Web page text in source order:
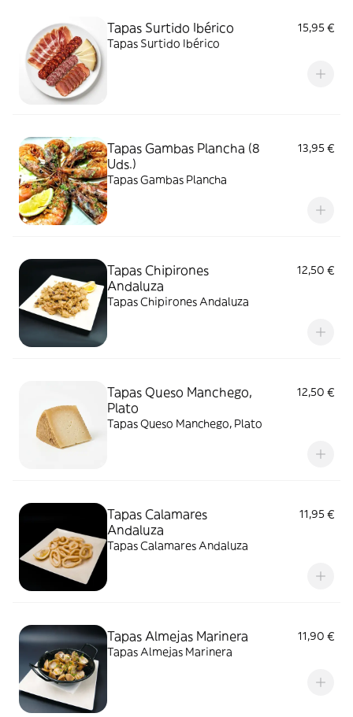
Tapas Surtido Ibérico
15,95 €
Tapas Surtido Ibérico
Tapas Gambas Plancha (8
Uds.)
13,95 €
Tapas Gambas Plancha
Tapas Chipirones
Andaluza
12,50 €
Tapas Chipirones Andaluza
Tapas Queso Manchego,
Plato
12,50 €
Tapas Queso Manchego, Plato
Tapas Calamares
Andaluza
11,95 €
Tapas Calamares Andaluza
Tapas Almejas Marinera
11,90 €
Tapas Almejas Marinera